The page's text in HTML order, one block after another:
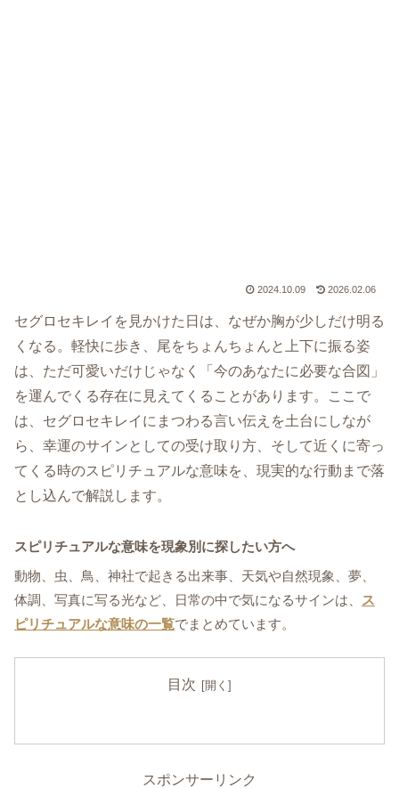
2024.10.09 2026.02.06
セグロセキレイを見かけた日は、なぜか胸が少しだけ明る
くなる。軽快に歩き、尾をちょんちょんと上下に振る姿
は、ただ可愛いだけじゃなく「今のあなたに必要な合図」
を運んでくる存在に見えてくることがあります。ここで
は、セグロセキレイにまつわる言い伝えを土台にしなが
ら、幸運のサインとしての受け取り方、そして近くに寄っ
てくる時のスピリチュアルな意味を、現実的な行動まで落
とし込んで解説します。
スピリチュアルな意味を現象別に探したい方へ
動物、虫、鳥、神社で起きる出来事、天気や自然現象、夢、
体調、写真に写る光など、日常の中で気になるサインは、
ス
ピリチュアルな意味の一覧でまとめています。
目次
スポンサーリンク